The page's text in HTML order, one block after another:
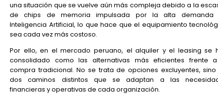
una situación que se vuelve aún más compleja debido a la
de chips de memoria impulsada por la alta demanda
Inteligencia Artificial, lo que hace que el equipamiento
sea cada vez más costoso.
Por ello, en el mercado peruano, el alquiler y el leasing se
consolidado como las alternativas más eficientes frente
compra tradicional. No se trata de opciones excluyentes,
dos caminos distintos que se adaptan a las
financieras y operativas de cada organización.